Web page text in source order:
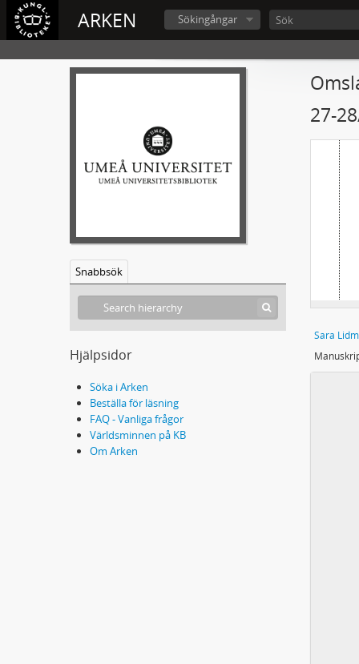
ARKEN Sökingångar
Snabbsök
Hjälpsidor
Söka i Arken
Beställa för läsning
FAQ - Vanliga frågor
Världsminnen på KB
Om Arken
27-
Sara